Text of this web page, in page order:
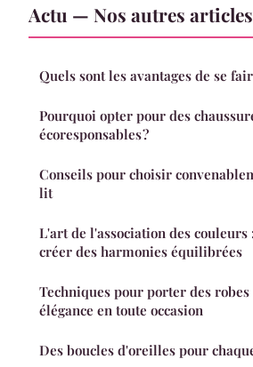
Actu — Nos autres articles
Quels sont les avantages de se
Pourquoi opter pour des
écoresponsables ?
Conseils pour choisir
lit
L'art de l'association des couleurs
créer des harmonies équilibrées
Techniques pour porter des robes
élégance en toute occasion
Des boucles d'oreilles pour